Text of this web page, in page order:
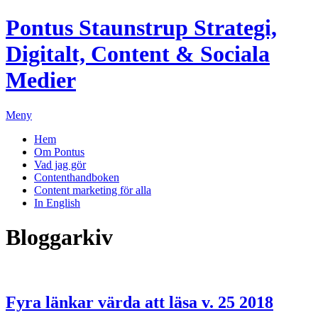
Pontus Staunstrup Strategi,
Digitalt, Content & Sociala
Medier
Meny
Hem
Om Pontus
Vad jag gör
Contenthandboken
Content marketing för alla
In English
Bloggarkiv
Fyra länkar värda att läsa v. 25 2018